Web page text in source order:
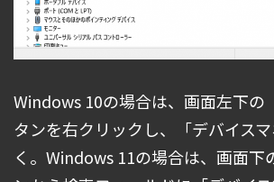
Windows 10の場合は、画面左下の
タンを右クリックし、「デバイス
く。Windows 11の場合は、画面下